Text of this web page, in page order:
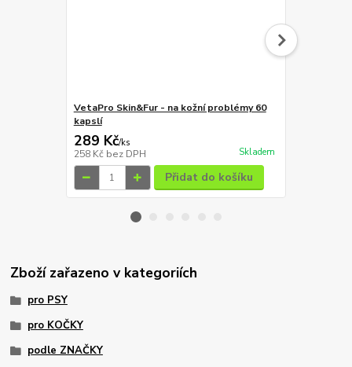
VetaPro Skin&Fur - na kožní problémy 60
kapslí
289 Kč/ks
258 Kč bez DPH Skladem
Přidat do košíku
Zboží zařazeno v kategoriích
pro PSY
pro KOČKY
podle ZNAČKY